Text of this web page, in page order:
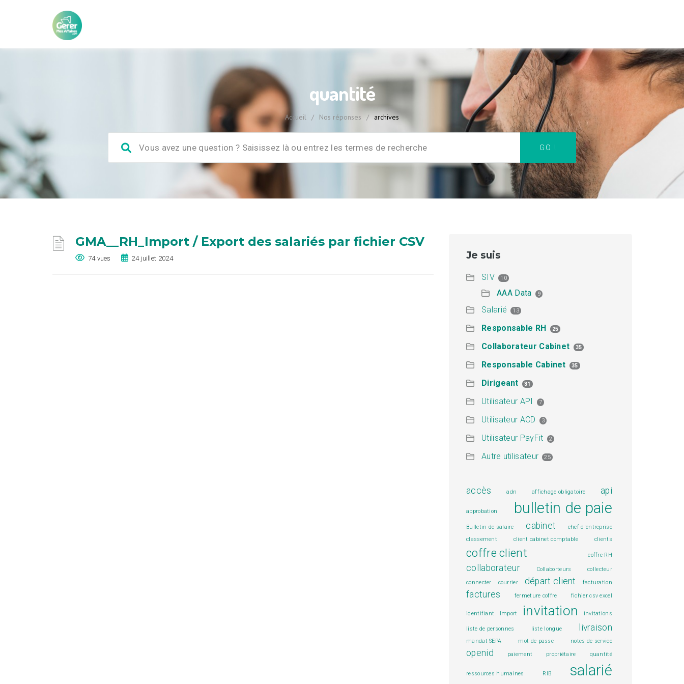
quantité
Accueil / Nos réponses / archives
GMA__RH_Import / Export des salariés par fichier CSV
74 vues 24 juillet 2024 Je suis
SIV 10
AAA Data 9
Salarié 13
Responsable RH 25
Collaborateur Cabinet 35
Responsable Cabinet 35
Dirigeant 31
Utilisateur API 7
Utilisateur ACD 3
Utilisateur PayFit 2
Autre utilisateur 25
accès adn affichage obligatoire api
approbation bulletin de paie
Bulletin de salaire cabinet
chef d'entreprise
classement
client cabinet comptable clients
coffre client coffre RH
collaborateur Collaborteurs
collecteur
connecter
courrier départ client facturation
factures fermeture coffre fichier csv excel
identifiant Import invitation invitations
liste de personnes liste longue livraison
mandat SEPA mot de passe notes de service
openid paiement propriétaire quantité
ressources humaines RIB salarié